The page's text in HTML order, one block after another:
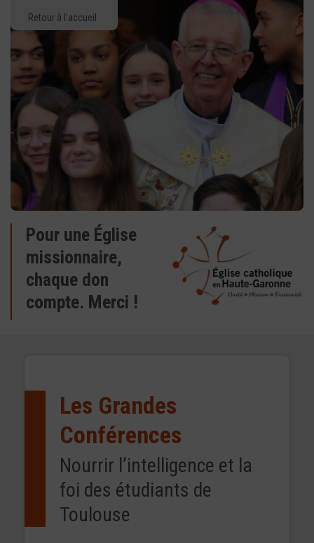
Retour à l’accueil
Pour une Église
missionnaire,
chaque don
compte. Merci !
Les Grandes
Conférences
Nourrir l’intelligence et la
foi des étudiants de
Toulouse